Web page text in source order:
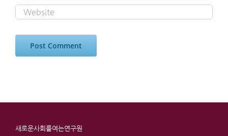
새로운사회를여는연구원